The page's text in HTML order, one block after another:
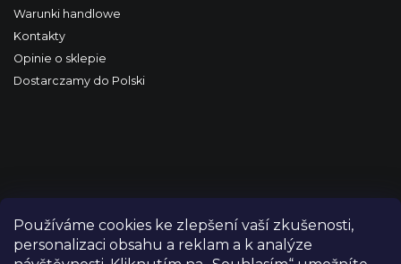
Používáme cookies ke zlepšení vaší zkušenosti,
personalizaci obsahu a reklam a k analýze
Warunki handlowe
Kontakty
Opinie o sklepie
Dostarczamy do Polski